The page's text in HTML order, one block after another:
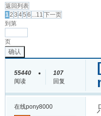
返回列表
12 3 45 6 ...11 下一页
到第
页
确认
55440
阅读
107
回复
在线pony8000